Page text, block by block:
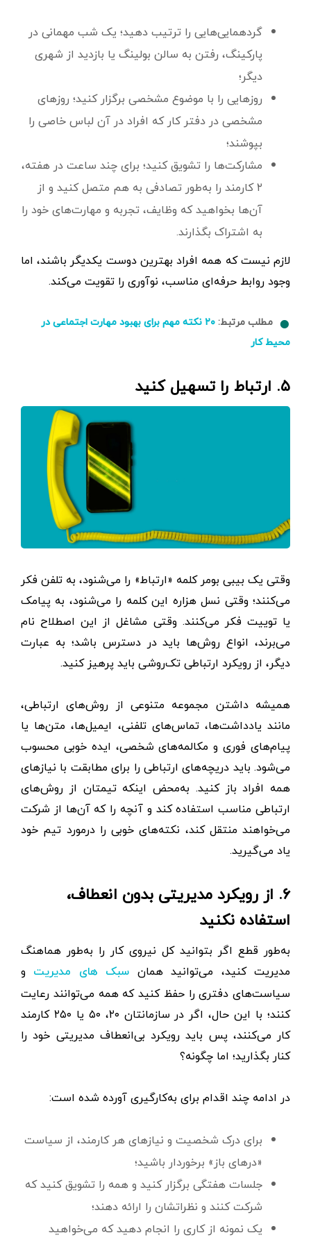
گردهمایی‌هایی را ترتیب دهید؛ یک شب مهمانی در
پارکینگ، رفتن به سالن بولینگ یا بازدید از شهری
دیگر؛
روزهایی را با موضوع مشخصی برگزار کنید؛ روزهای
مشخصی در دفتر کار که افراد در آن لباس خاصی را
بپوشند؛
مشارکت‌ها را تشویق کنید؛ برای چند ساعت در هفته،
۲ کارمند را به‌طور تصادفی به هم متصل کنید و از
آن‌ها بخواهید که وظایف، تجربه و مهارت‌های خود را
به اشتراک بگذارند.
لازم نیست که همه افراد بهترین دوست یکدیگر باشند، اما
وجود روابط حرفه‌ای مناسب، نوآوری را تقویت می‌کند.
مطلب مرتبط:
۲۰ نکته مهم برای بهبود مهارت اجتماعی در
محیط کار
۵. ارتباط را تسهیل کنید
وقتی یک بیبی‌ بومر کلمه «ارتباط» را می‌شنود، به تلفن فکر
می‌کنند؛ وقتی نسل هزاره این کلمه را می‌شنود، به پیامک
یا توییت فکر می‌کنند. وقتی مشاغل از این اصطلاح نام
می‌برند، انواع روش‌ها باید در دسترس باشد؛ به عبارت
دیگر، از رویکرد ارتباطی تک‌روشی باید پرهیز کنید.
همیشه داشتن مجموعه متنوعی از روش‌های ارتباطی،
مانند یادداشت‌ها، تماس‌های تلفنی، ایمیل‌ها، متن‌ها یا
پیام‌های فوری و مکالمه‌های شخصی، ایده خوبی محسوب
می‌شود. باید دریچه‌های ارتباطی را برای مطابقت با نیازهای
همه افراد باز کنید. به‌محض اینکه تیمتان از روش‌های
ارتباطی مناسب استفاده کند و آنچه را که آن‌ها از شرکت
می‌خواهند منتقل کند، نکته‌های خوبی را درمورد تیم خود
یاد می‌گیرید.
۶. از رویکرد مدیریتی بدون انعطاف‌،
استفاده نکنید
به‌طور قطع اگر بتوانید کل نیروی کار را به‌طور هماهنگ
مدیریت کنید، می‌توانید همان سبک های مدیریت و
سیاست‌های دفتری را حفظ کنید که همه می‌توانند رعایت
کنند؛ با این حال، اگر در سازمانتان ۲۰، ۵۰ یا ۲۵۰ کارمند
کار می‌کنند، پس باید رویکرد بی‌انعطاف‌ مدیریتی‌ خود را
کنار بگذارید؛ اما چگونه؟
در ادامه چند اقدام برای به‌کارگیری آورده شده است:
برای درک شخصیت و نیازهای هر کارمند، از سیاست
«درهای باز» برخوردار باشید؛
جلسات هفتگی برگزار کنید و همه را تشویق کنید که
شرکت کنند و نظراتشان را ارائه دهند؛
یک نمونه از کاری را انجام دهید که می‌خواهید